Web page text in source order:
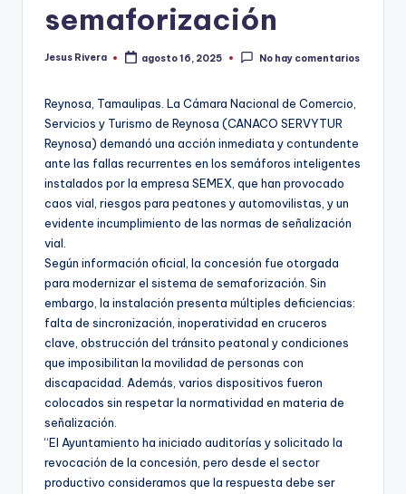
semaforización
Publicado
Jesus Rivera agosto 16, 2025 No hay comentarios
Reynosa, Tamaulipas. La Cámara Nacional de Comercio,
Servicios y Turismo de Reynosa (CANACO SERVYTUR
Reynosa) demandó una acción inmediata y contundente
ante las fallas recurrentes en los semáforos inteligentes
instalados por la empresa SEMEX, que han provocado
caos vial, riesgos para peatones y automovilistas, y un
evidente incumplimiento de las normas de señalización
vial.
Según información oficial, la concesión fue otorgada
para modernizar el sistema de semaforización. Sin
embargo, la instalación presenta múltiples deficiencias:
falta de sincronización, inoperatividad en cruceros
clave, obstrucción del tránsito peatonal y condiciones
que imposibilitan la movilidad de personas con
discapacidad. Además, varios dispositivos fueron
colocados sin respetar la normatividad en materia de
señalización.
“El Ayuntamiento ha iniciado auditorías y solicitado la
revocación de la concesión, pero desde el sector
productivo consideramos que la respuesta debe ser